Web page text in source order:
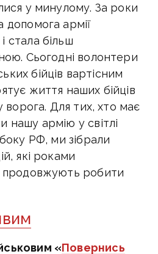
у минулому. За роки
допомога армії
стала більш
Сьогодні волонтери
бійців вартісним
життя наших бійців
ворога. Для тих, хто має
нашу армію у світлі
РФ, ми зібрали
які роками
продовжують робити
«Повернись